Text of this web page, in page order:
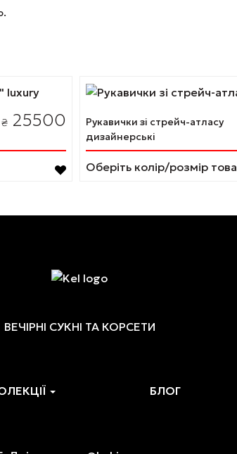
₴ 25500
Рукавички зі стрейч-атласу
дизайнерські
Оберіть колір/розмір
Цей
має
кілька
Параметри
ВЕЧІРНІ СУКНІ ТА КОРСЕТИ
БЛОГ